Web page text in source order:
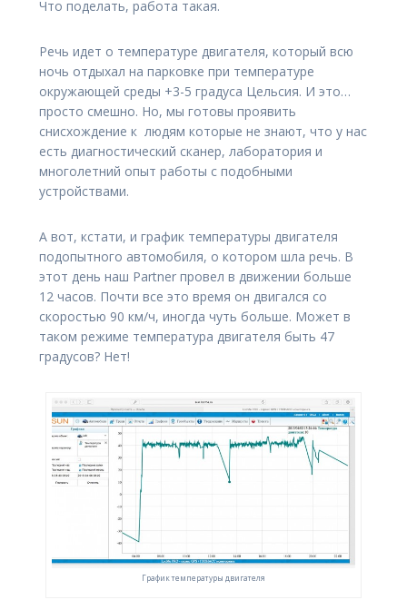
Что поделать, работа такая.
Речь идет о температуре двигателя, который всю
ночь отдыхал на парковке при температуре
окружающей среды +3-5 градуса Цельсия. И это…
просто смешно. Но, мы готовы проявить
снисхождение к людям которые не знают, что у нас
есть диагностический сканер, лаборатория и
многолетний опыт работы с подобными
устройствами.
А вот, кстати, и график температуры двигателя
подопытного автомобиля, о котором шла речь. В
этот день наш Partner провел в движении больше
12 часов. Почти все это время он двигался со
скоростью 90 км/ч, иногда чуть больше. Может в
таком режиме температура двигателя быть 47
градусов? Нет!
График температуры двигателя